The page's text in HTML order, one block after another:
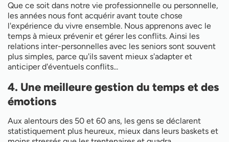
Que ce soit dans notre vie professionnelle ou personnelle,
les années nous font acquérir avant toute chose
l'expérience du vivre ensemble. Nous apprenons avec le
temps à mieux prévenir et gérer les conflits. Ainsi les
relations inter-personnelles avec les seniors sont souvent
plus simples, parce qu'ils savent mieux s'adapter et
anticiper d'éventuels conflits...
4. Une meilleure gestion du temps et des
émotions
Aux alentours des 50 et 60 ans, les gens se déclarent
statistiquement plus heureux, mieux dans leurs baskets et